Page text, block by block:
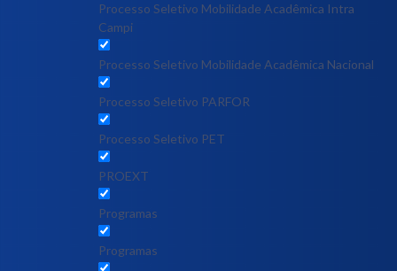
Processo Seletivo Mobilidade Acadêmica Intra
Campi
Processo Seletivo Mobilidade Acadêmica Nacional
Processo Seletivo PARFOR
Processo Seletivo PET
PROEXT
Programas
Programas